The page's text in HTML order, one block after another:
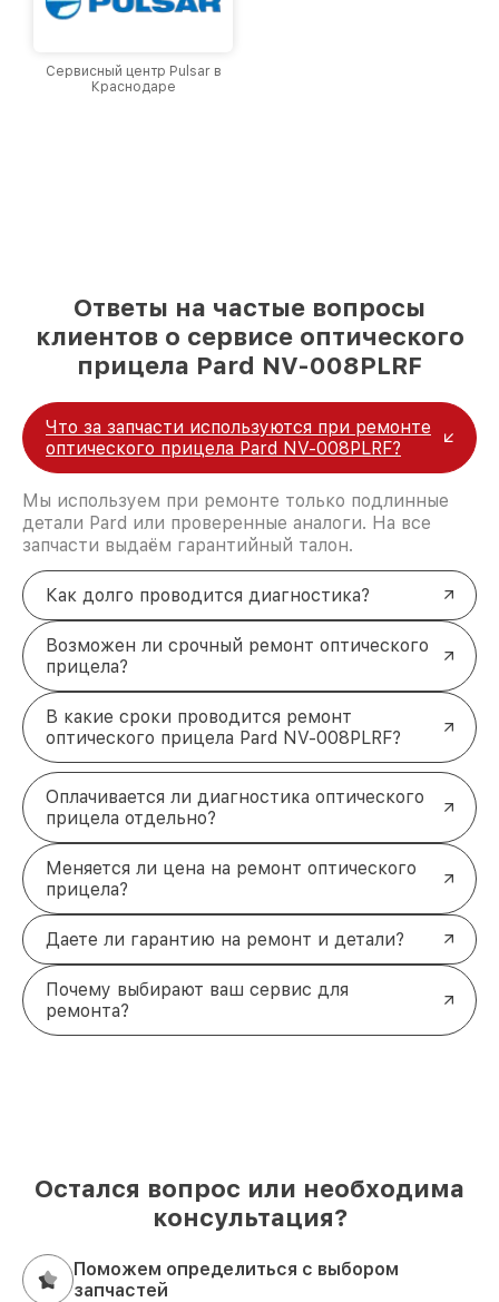
Сервисный центр Pulsar в
Краснодаре
Ответы на частые вопросы
клиентов о сервисе оптического
прицела Pard NV-008PLRF
Что за запчасти используются при ремонте
оптического прицела Pard NV-008PLRF?
Мы используем при ремонте только подлинные
детали Pard или проверенные аналоги. На все
запчасти выдаём гарантийный талон.
Как долго проводится диагностика?
Возможен ли срочный ремонт оптического
прицела?
В какие сроки проводится ремонт
оптического прицела Pard NV-008PLRF?
Оплачивается ли диагностика оптического
прицела отдельно?
Меняется ли цена на ремонт оптического
прицела?
Даете ли гарантию на ремонт и детали?
Почему выбирают ваш сервис для
ремонта?
Остался вопрос или необходима
консультация?
Поможем определиться с выбором
запчастей